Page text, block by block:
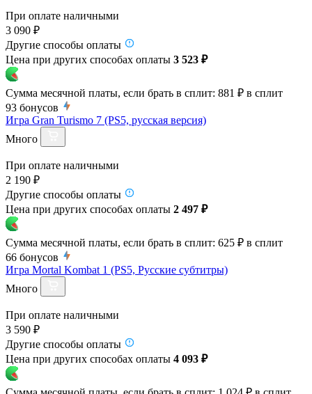
При оплате наличными
3 090 ₽
Другие способы оплаты
Цена при других способах оплаты 3 523 ₽
Сумма месячной платы, если брать в сплит: 881 ₽ в сплит
93 бонусов
Игра Gran Turismo 7 (PS5, русская версия)
Много
При оплате наличными
2 190 ₽
Другие способы оплаты
Цена при других способах оплаты 2 497 ₽
Сумма месячной платы, если брать в сплит: 625 ₽ в сплит
66 бонусов
Игра Mortal Kombat 1 (PS5, Русские субтитры)
Много
При оплате наличными
3 590 ₽
Другие способы оплаты
Цена при других способах оплаты 4 093 ₽